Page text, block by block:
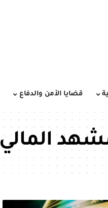
قضايا الأمن والدفاع
المالي